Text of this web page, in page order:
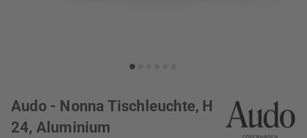
Audo - Nonna Tischleuchte, H
24, Aluminium